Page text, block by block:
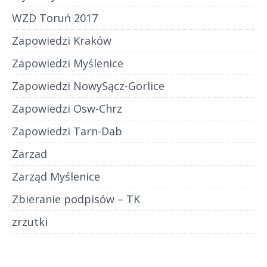
WZD Toruń 2017
Zapowiedzi Kraków
Zapowiedzi Myślenice
Zapowiedzi NowySącz-Gorlice
Zapowiedzi Osw-Chrz
Zapowiedzi Tarn-Dab
Zarzad
Zarząd Myślenice
Zbieranie podpisów – TK
zrzutki